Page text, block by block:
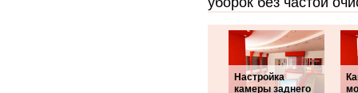
Настройка
камеры заднего